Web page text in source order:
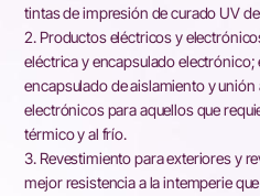
tintas de impresión de curado UV
2. Productos eléctricos y
eléctrica y encapsulado electrónico;
encapsulado de aislamiento y
electrónicos para aquellos que
térmico y al frío.
3. Revestimiento para exteriores y
mejor resistencia a la intemperie